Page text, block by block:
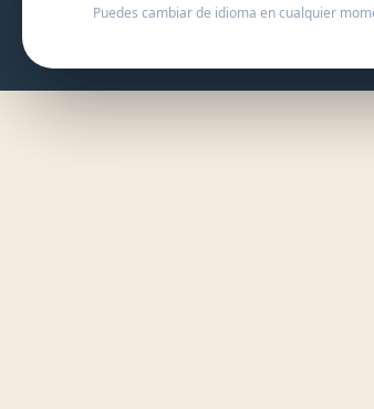
Puedes cambiar de idioma en cualquier